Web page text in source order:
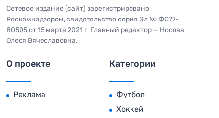
Сетевое издание (сайт) зарегистрировано
Роскомнадзором, свидетельство серия Эл № ФС77-
80505 от 15 марта 2021 г. Главный редактор — Носова
Олеся Вячеславовна.
О проекте
Реклама
Категории
Футбол
Хоккей